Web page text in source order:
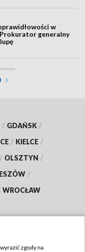
w
generalny
/ GDAŃSK /
/ KIELCE /
/ OLSZTYN /
/
WROCŁAW
zgody na